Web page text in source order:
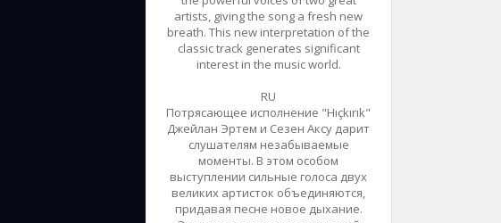
artists, giving the song a fresh new
breath. This new interpretation of the
classic track generates significant
interest in the music world.
RU
Потрясающее исполнение "Hıçkırık"
Джейлан Эртем и Сезен Аксу дарит
слушателям незабываемые
моменты. В этом особом
выступлении сильные голоса двух
великих артисток объединяются,
придавая песне новое дыхание.